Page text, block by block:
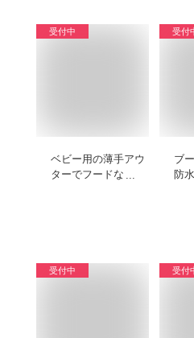
受付中
ベビー用の薄手アウ
ターでフードなしの
受付
ブ
防
受付中 受付